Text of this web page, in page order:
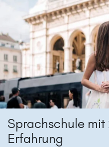
Sprachschule mit
Erfahrung